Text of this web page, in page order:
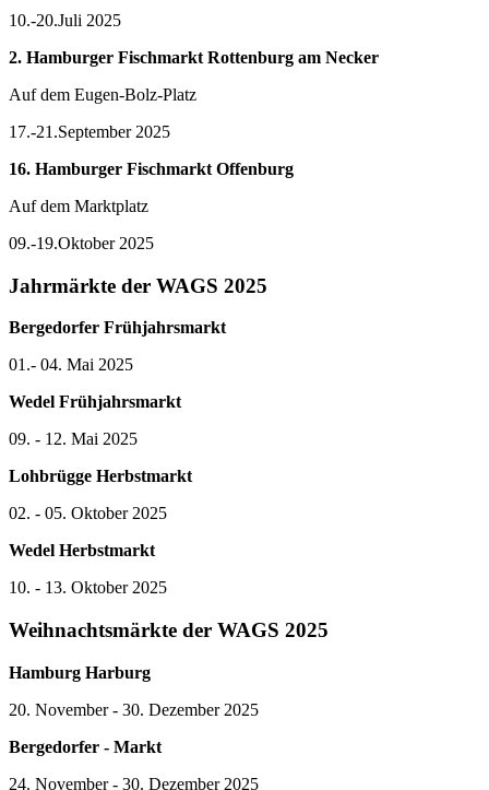
10.-20.Juli 2025
2. Hamburger Fischmarkt Rottenburg am Necker
Auf dem Eugen-Bolz-Platz
17.-21.September 2025
16. Hamburger Fischmarkt Offenburg
Auf dem Marktplatz
09.-19.Oktober 2025
Jahrmärkte der WAGS 2025
Bergedorfer Frühjahrsmarkt
01.- 04. Mai 2025
Wedel Frühjahrsmarkt
09. - 12. Mai 2025
Lohbrügge Herbstmarkt
02. - 05. Oktober 2025
Wedel Herbstmarkt
10. - 13. Oktober 2025
Weihnachtsmärkte der WAGS 2025
Hamburg Harburg
20. November - 30. Dezember 2025
Bergedorfer - Markt
24. November - 30. Dezember 2025